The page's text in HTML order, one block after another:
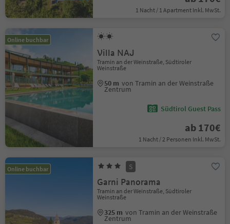
1 Nacht / 1 Apartment Inkl. MwSt.
Online buchbar
Villa NAJ
Tramin an der Weinstraße, Südtiroler
Weinstraße
50 m von Tramin an der Weinstraße
Zentrum
Südtirol Guest Pass
ab 170€
1 Nacht / 2 Personen Inkl. MwSt.
Online buchbar S
Garni Panorama
Tramin an der Weinstraße, Südtiroler
Weinstraße
325 m von Tramin an der Weinstraße
Zentrum